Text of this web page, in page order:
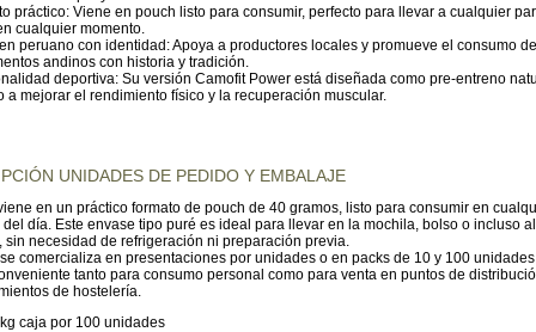
práctico: Viene en pouch listo para consumir, perfecto para llevar a cualquier
cualquier momento.
peruano con identidad: Apoya a productores locales y promueve el consumo de
andinos con historia y tradición.
deportiva: Su versión Camofit Power está diseñada como pre-entreno
a mejorar el rendimiento físico y la recuperación muscular.
UNIDADES DE PEDIDO Y EMBALAJE
en un práctico formato de pouch de 40 gramos, listo para consumir en
del día. Este envase tipo puré es ideal para llevar en la mochila, bolso o incluso al
sin necesidad de refrigeración ni preparación previa.
comercializa en presentaciones por unidades o en packs de 10 y 100
tanto para consumo personal como para venta en puntos de
de hostelería.
caja por 100 unidades